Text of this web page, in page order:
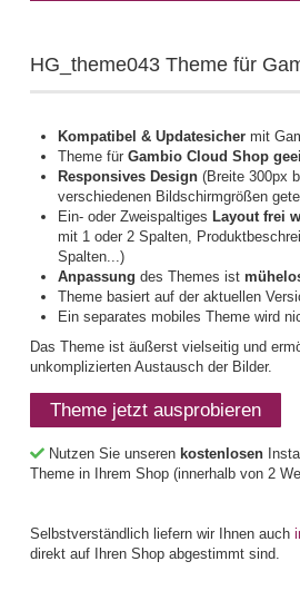
HG_theme043 Theme für
Kompatibel & Updatesichermit
Theme für Gambio Cloud Shop
Responsives Design(Breite 300px
verschiedenen Bildschirmgrößen
Ein- oder Zweispaltiges Layout frei
mit 1 oder 2 Spalten,
Spalten...)
Anpassung des Themes ist
Theme basiert auf der aktuellen
Ein separates mobiles Theme wird
Das Theme ist äußerst vielseitig und
unkomplizierten Austausch der Bilder.
Theme jetzt ausprobieren
Nutzen Sie unseren kostenlosen
Theme in Ihrem Shop (innerhalb von 2
Selbstverständlich liefern wir Ihnen auch
direkt auf Ihren Shop abgestimmt sind.